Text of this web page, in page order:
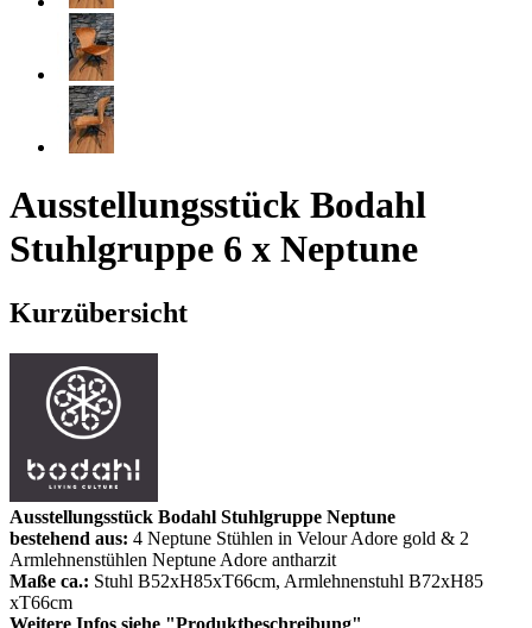
Ausstellungsstück Bodahl
Stuhlgruppe 6 x Neptune
Kurzübersicht
Ausstellungsstück Bodahl Stuhlgruppe Neptune
bestehend aus: 4 Neptune Stühlen in Velour Adore gold & 2
Armlehnenstühlen Neptune Adore antharzit
Maße ca.: Stuhl B52xH85xT66cm, Armlehnenstuhl B72xH85
xT66cm
Weitere Infos siehe "Produktbeschreibung"